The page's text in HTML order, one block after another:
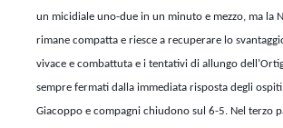
un micidiale uno-due in un minuto e mezzo, ma la
rimane compatta e riesce a recuperare lo
vivace e combattuta e i tentativi di allungo
sempre fermati dalla immediata risposta degli
Giacoppo e compagni chiudono sul 6-5. Nel terzo